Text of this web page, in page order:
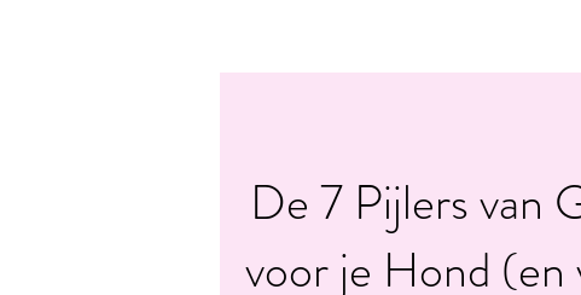
De 7 Pijlers van
voor je Hond (en